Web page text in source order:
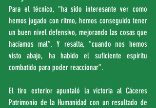
Para el técnico, “ha sido interesante ver como
hemos jugado con ritmo, hemos conseguido tener
un buen nivel defensivo, mejorando las cosas que
hacíamos mal”. Y resalta, “cuando nos hemos
visto abajo, ha habido el suficiente espíritu
combatido para poder reaccionar”.
El tiro exterior apuntaló la victoria al Cáceres
Patrimonio de la Humanidad con un resultado de